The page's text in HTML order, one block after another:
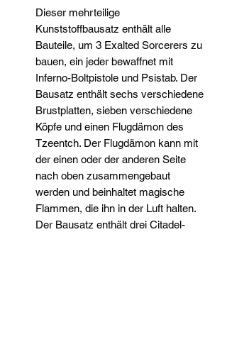
Dieser mehrteilige
Kunststoffbausatz enthält alle
Bauteile, um 3 Exalted Sorcerers zu
bauen, ein jeder bewaffnet mit
Inferno-Boltpistole und Psistab. Der
Bausatz enthält sechs verschiedene
Brustplatten, sieben verschiedene
Köpfe und einen Flugdämon des
Tzeentch. Der Flugdämon kann mit
der einen oder der anderen Seite
nach oben zusammengebaut
werden und beinhaltet magische
Flammen, die ihn in der Luft halten.
Der Bausatz enthält drei Citadel-